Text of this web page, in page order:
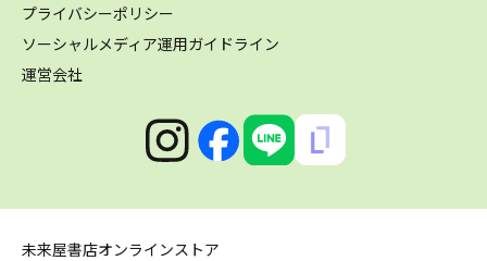
プライバシーポリシー
ソーシャルメディア運用ガイドライン
運営会社
未来屋書店オンラインストア